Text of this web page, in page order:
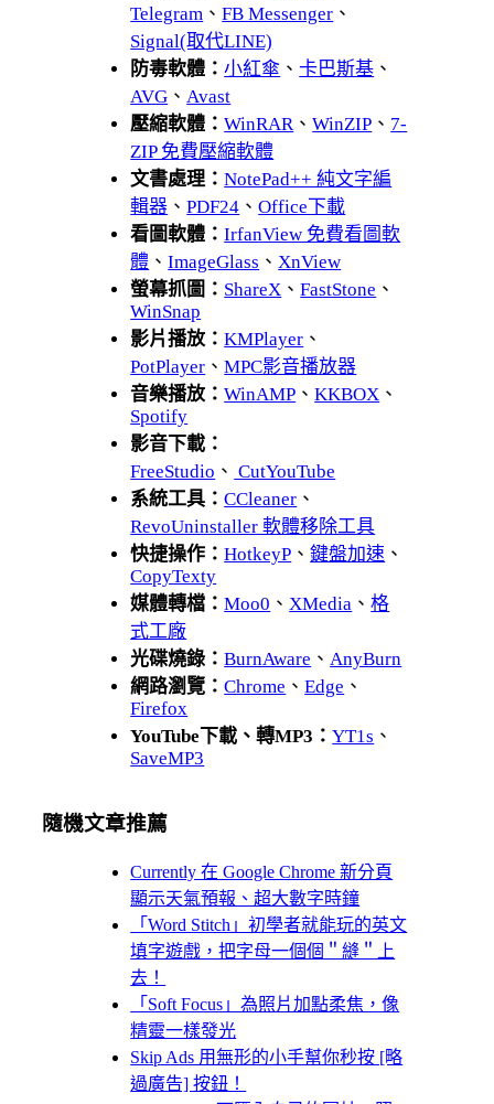
Telegram 、FB Messenger 、
Signal(取代LINE)
防毒軟體：小紅傘 、卡巴斯基 、
AVG 、 Avast
壓縮軟體：WinRAR 、WinZIP 、 7-
ZIP 免費壓縮軟體
文書處理：NotePad++ 純文字編
輯器 、PDF24 、Office下載
看圖軟體：IrfanView 免費看圖軟
體 、ImageGlass 、 XnView
螢幕抓圖： ShareX 、FastStone 、
WinSnap
影片播放：KMPlayer 、
PotPlayer 、MPC影音播放器
音樂播放：WinAMP 、KKBOX 、
Spotify
影音下載：
FreeStudio 、 CutYouTube
系統工具：CCleaner 、
RevoUninstaller 軟體移除工具
快捷操作：HotkeyP 、鍵盤加速 、
CopyTexty
媒體轉檔：Moo0 、 XMedia 、格
式工廠
光碟燒錄：BurnAware 、 AnyBurn
網路瀏覽：Chrome 、Edge 、
Firefox
YouTube下載、轉MP3：YT1s 、
SaveMP3
隨機文章推薦
Currently 在 Google Chrome 新分頁
顯示天氣預報、超大數字時鐘
「Word Stitch」初學者就能玩的英文
填字遊戲，把字母一個個＂縫＂上
去！
「Soft Focus」為照片加點柔焦，像
精靈一樣發光
Skip Ads 用無形的小手幫你秒按 [略
過廣告] 按鈕！